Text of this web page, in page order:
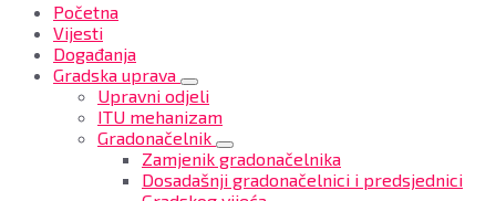
Početna
Vijesti
Događanja
Gradska uprava
Upravni odjeli
ITU mehanizam
Gradonačelnik
Zamjenik gradonačelnika
Dosadašnji gradonačelnici i predsjednici